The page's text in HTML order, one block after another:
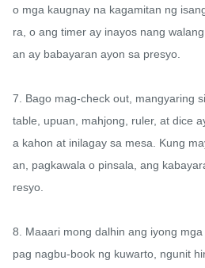
o mga kaugnay na kagamitan ng
ra, o ang timer ay inayos nang
an ay babayaran ayon sa presyo.
7. Bago mag-check out, mangyaring
table, upuan, mahjong, ruler, at dice
a kahon at inilagay sa mesa. Kung
an, pagkawala o pinsala, ang
resyo.
8. Maaari mong dalhin ang iyong
pag nagbu-book ng kuwarto, ngunit